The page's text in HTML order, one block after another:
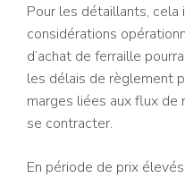
Pour les détaillants,
considérations
d’achat de ferraille
les délais de règlement
marges liées aux flux de
se contracter.
En période de prix